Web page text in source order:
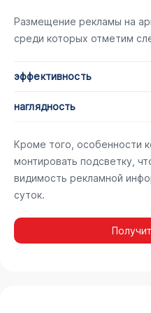
Размещение рекламы на
среди которых отметим
эффективность
наглядность
Кроме того, особенности
монтировать подсветку,
видимость рекламной
суток.